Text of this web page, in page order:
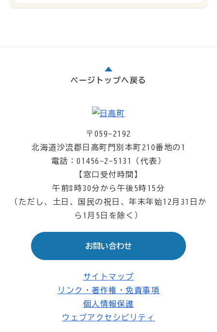
ページトップへ戻る
〒059-2192
北海道沙流郡日高町門別本町210番地の1
電話：01456-2-5131（代表）
【窓口受付時間】
午前8時30分から午後5時15分
（ただし、土日、国民の祝日、年末年始12月31日か
ら1月5日を除く）
お問い合わせ
サイトマップ
リンク・著作権・免責事項
個人情報保護
ウェブアクセシビリティ